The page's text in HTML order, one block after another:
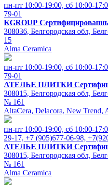
пн-пт 10:00-19:00, cб 10:00-
79-01
KGROUP
308036, Белгородская обл,
15
Alma Ceramica
пн-пт 10:00-19:00, cб 10:00-
79-01
АТЕЛЬЕ ПЛИТКИ
308015, Белгородская обл,
№ 161
AltaCera, Delacora, New Trend,
пн-пт 10:00-19:00, cб 10:00-
29-17, +7 (905)677-06-98,
АТЕЛЬЕ ПЛИТКИ
308015, Белгородская обл,
№ 161
Alma Ceramica